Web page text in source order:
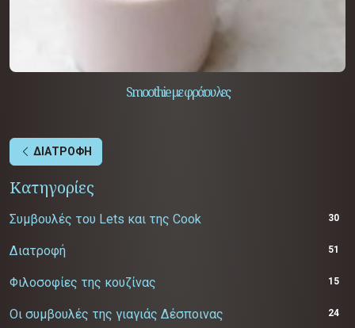
Smoothie με φράουλες
ΔΙΑΤΡΟΦΗ
Κατηγορίες
Συμβουλές του Lets και της Cook 30
Διατροφή 51
Φιλοσοφίες της κουζίνας 15
Οι συμβουλές της γιαγιάς Δέσποινας 24